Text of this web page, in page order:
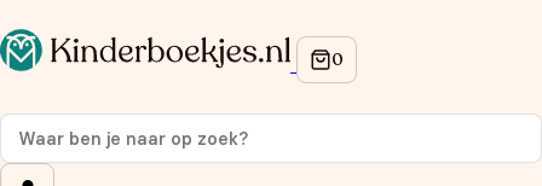
Op de hoogte blijven van onze acties?
Meld je aan voor onze nieuwsbrief en ontvang
korting